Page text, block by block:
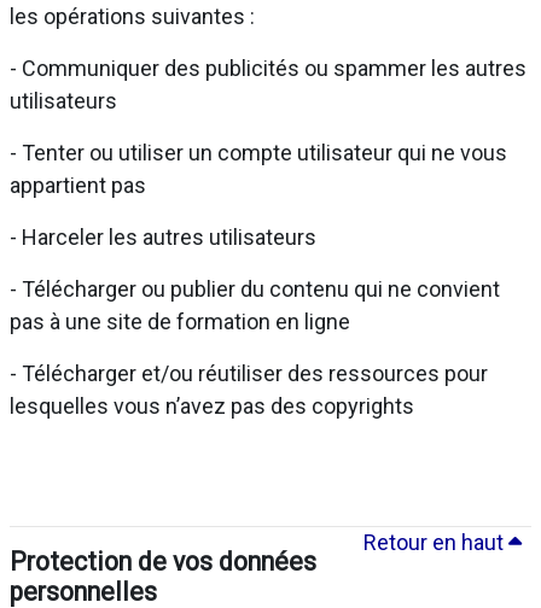
les opérations suivantes :
- Communiquer des publicités ou spammer les autres
utilisateurs
- Tenter ou utiliser un compte utilisateur qui ne vous
appartient pas
- Harceler les autres utilisateurs
- Télécharger ou publier du contenu qui ne convient
pas à une site de formation en ligne
- Télécharger et/ou réutiliser des ressources pour
lesquelles vous n’avez pas des copyrights
Retour en haut
Protection de vos données
personnelles